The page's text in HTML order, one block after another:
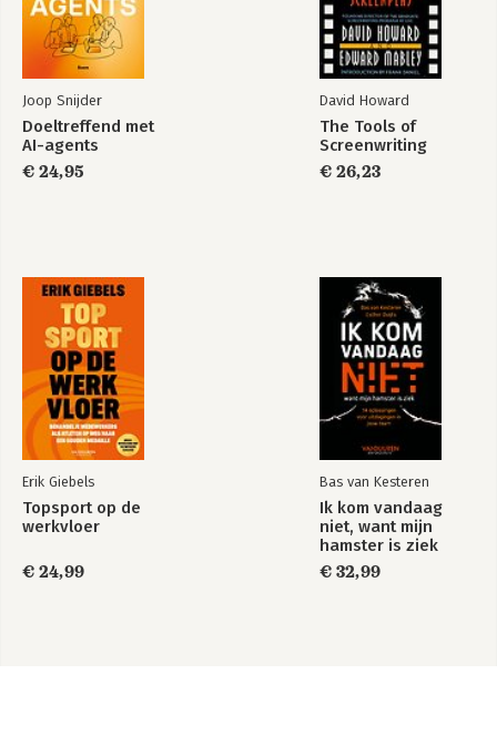
Joop Snijder
Doeltreffend met
AI-agents
€ 24,95
David Howard
The Tools of
Screenwriting
€ 26,23
Erik Giebels
Topsport op de
werkvloer
€ 24,99
Bas van Kesteren
Ik kom vandaag
niet, want mijn
hamster is ziek
€ 32,99